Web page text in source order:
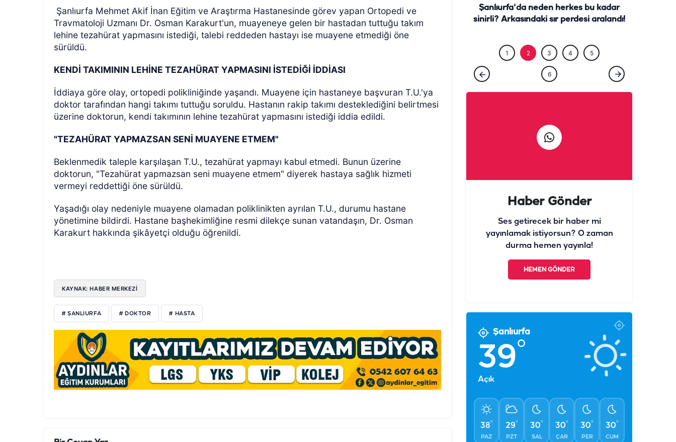
Şanlıurfa Mehmet Akif İnan Eğitim ve Araştırma Hastanesinde görev yapan Ortopedi ve
Travmatoloji Uzmanı Dr. Osman Karakurt'un, muayeneye gelen bir hastadan tuttuğu takım
lehine tezahürat yapmasını istediği, talebi reddeden hastayı ise muayene etmediği öne
sürüldü.
KENDİ TAKIMININ LEHİNE TEZAHÜRAT YAPMASINI İSTEDİĞİ İDDİASI
İddiaya göre olay, ortopedi polikliniğinde yaşandı. Muayene için hastaneye başvuran T.U.'ya
doktor tarafından hangi takımı tuttuğu soruldu. Hastanın rakip takımı desteklediğini belirtmesi
üzerine doktorun, kendi takımının lehine tezahürat yapmasını istediği iddia edildi.
"TEZAHÜRAT YAPMAZSAN SENİ MUAYENE ETMEM"
Beklenmedik taleple karşılaşan T.U., tezahürat yapmayı kabul etmedi. Bunun üzerine
doktorun, "Tezahürat yapmazsan seni muayene etmem" diyerek hastaya sağlık hizmeti
vermeyi reddettiği öne sürüldü.
Yaşadığı olay nedeniyle muayene olamadan poliklinikten ayrılan T.U., durumu hastane
yönetimine bildirdi. Hastane başhekimliğine resmi dilekçe sunan vatandaşın, Dr. Osman
Karakurt hakkında şikâyetçi olduğu öğrenildi.
KAYNAK: HABER MERKEZİ
# ŞANLIURFA # DOKTOR # HASTA
Şanlıurfa'da neden herkes bu kadar
sinirli? Arkasındaki sır perdesi aralandı!
1 2 3 4 5
6
Haber Gönder
Ses getirecek bir haber mi
yayınlamak istiyorsun? O zaman
durma hemen yayınla!
HEMEN GÖNDER
Şanlıurfa
39°
Açık
38°
PAZ
29°
PZT
30°
SAL
30°
ÇAR
30°
PER
30°
CUM